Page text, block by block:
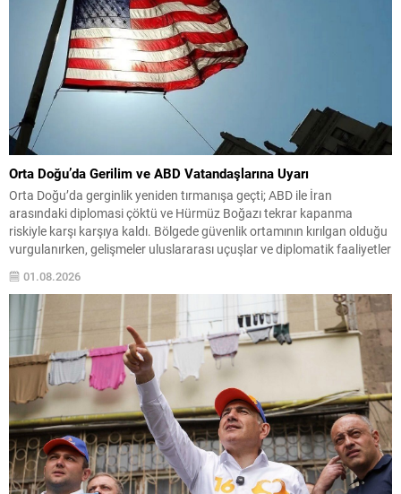
Orta Doğu’da Gerilim ve ABD Vatandaşlarına Uyarı
Orta Doğu’da gerginlik yeniden tırmanışa geçti; ABD ile İran
arasındaki diplomasi çöktü ve Hürmüz Boğazı tekrar kapanma
riskiyle karşı karşıya kaldı. Bölgede güvenlik ortamının kırılgan olduğu
vurgulanırken, gelişmeler uluslararası uçuşlar ve diplomatik faaliyetler
ve beklenmedik operasyonlara karşı bölgedeki vatandaşlarını dikkatli
olmaya...
01.08.2026